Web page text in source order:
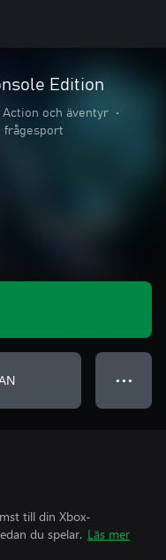
Edition
Action och äventyr
•
frågesport
● ● ●
till din Xbox-
du spelar. Läs mer